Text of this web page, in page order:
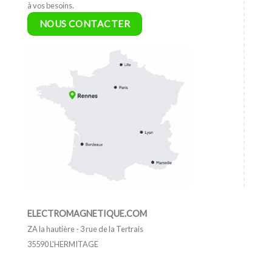
à vos besoins.
NOUS CONTACTER
ELECTROMAGNETIQUE.COM
ZA la hautière - 3 rue de la Tertrais
35590 L'HERMITAGE